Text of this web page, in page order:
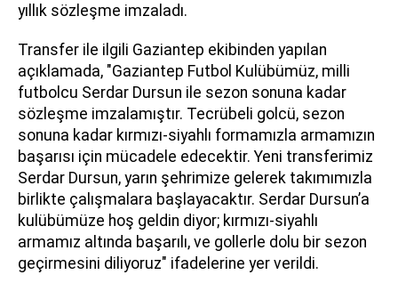
yıllık sözleşme imzaladı.
Transfer ile ilgili Gaziantep ekibinden yapılan
açıklamada, "Gaziantep Futbol Kulübümüz, milli
futbolcu Serdar Dursun ile sezon sonuna kadar
sözleşme imzalamıştır. Tecrübeli golcü, sezon
sonuna kadar kırmızı-siyahlı formamızla armamızın
başarısı için mücadele edecektir. Yeni transferimiz
Serdar Dursun, yarın şehrimize gelerek takımımızla
birlikte çalışmalara başlayacaktır. Serdar Dursun’a
kulübümüze hoş geldin diyor; kırmızı-siyahlı
armamız altında başarılı, ve gollerle dolu bir sezon
geçirmesini diliyoruz" ifadelerine yer verildi.